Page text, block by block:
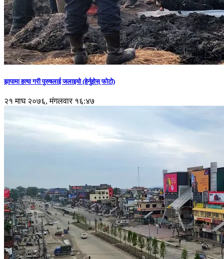
झापामा हत्या गरी पुरुषलाई जलाइयो (हेर्नुहाेस् फाेटाे)
२१ माघ २०७६, मंगलवार १६:४७